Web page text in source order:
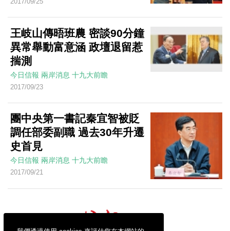
王岐山傳晤班農 密談90分鐘
異常舉動富意涵 政壇退留惹
揣測
今日信報 兩岸消息 十九大前瞻
2017/09/23
團中央第一書記秦宜智被貶
調任部委副職 過去30年升遷
史首見
今日信報 兩岸消息 十九大前瞻
2017/09/21